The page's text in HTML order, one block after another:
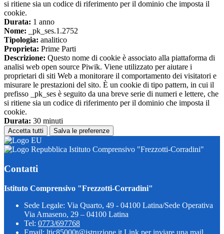
si ritiene sia un codice di riferimento per il dominio che imposta il
cookie.
Durata: 1 anno
Nome: _pk_ses.1.2752
Tipologia: analitico
Proprieta: Prime Parti
Descrizione: Questo nome di cookie è associato alla piattaforma di
analisi web open source Piwik. Viene utilizzato per aiutare i
proprietari di siti Web a monitorare il comportamento dei visitatori e
misurare le prestazioni del sito. È un cookie di tipo pattern, in cui il
prefisso _pk_ses è seguito da una breve serie di numeri e lettere, che
si ritiene sia un codice di riferimento per il dominio che imposta il
cookie.
Durata: 30 minuti
Accetta tutti Salva le preferenze
Istituto Comprensivo "Frezzotti-Corradini"
Contatti
Istituto Comprensivo "Frezzotti-Corradini"
Sede Legale: Via Quarto, 49 - 04100 Latina/Sede Operativa
Via Amaseno, 29 – 04100 Latina
Tel: 0773/697768
Email: ltic85000t@istruzione.it Link per inviare una mail